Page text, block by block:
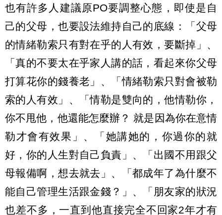
也有許多人建議原PO要調整心態，即使是自
己的父母，也要設法維持自己的底線：「父母
的情緒勒索只有對在乎的人有效，要斷掉」、
「真的不要太在乎家人講的話，看起來你父母
打算花你的錢養老」、「情緒勒索只對會被勒
索的人有效」、「情勒是雙向的，他情勒你，
你不甩他，他還能怎麼辦？ 就是因為你在意情
勒才會有效果」、「她講她的，你過你的就
好，你的人生對自己負責」、「出國不用跟父
母報備啊，想去就去」、「都成年了為什麼不
能自己管理生活跟金錢？」、「朋友家的狀況
也差不多，一直到他直接完全不回家2年才有